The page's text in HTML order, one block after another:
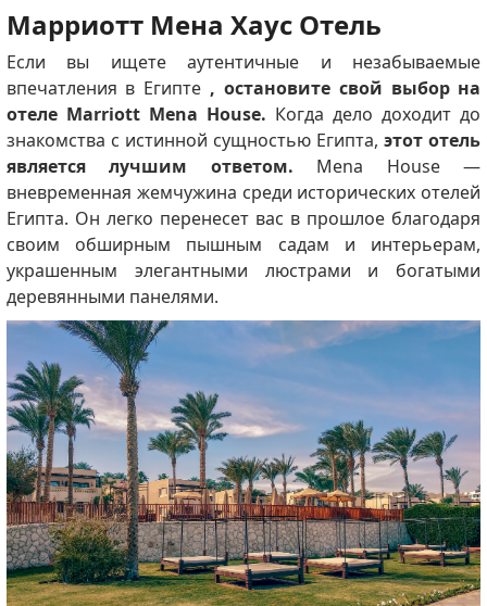
Марриотт Мена Хаус Отель
Если вы ищете аутентичные и незабываемые
впечатления в Египте , остановите свой выбор на
отеле Marriott Mena House. Когда дело доходит до
знакомства с истинной сущностью Египта,этот отель
является лучшим ответом. Mena House —
вневременная жемчужина среди исторических отелей
Египта. Он легко перенесет вас в прошлое благодаря
своим обширным пышным садам и интерьерам,
украшенным элегантными люстрами и богатыми
деревянными панелями.